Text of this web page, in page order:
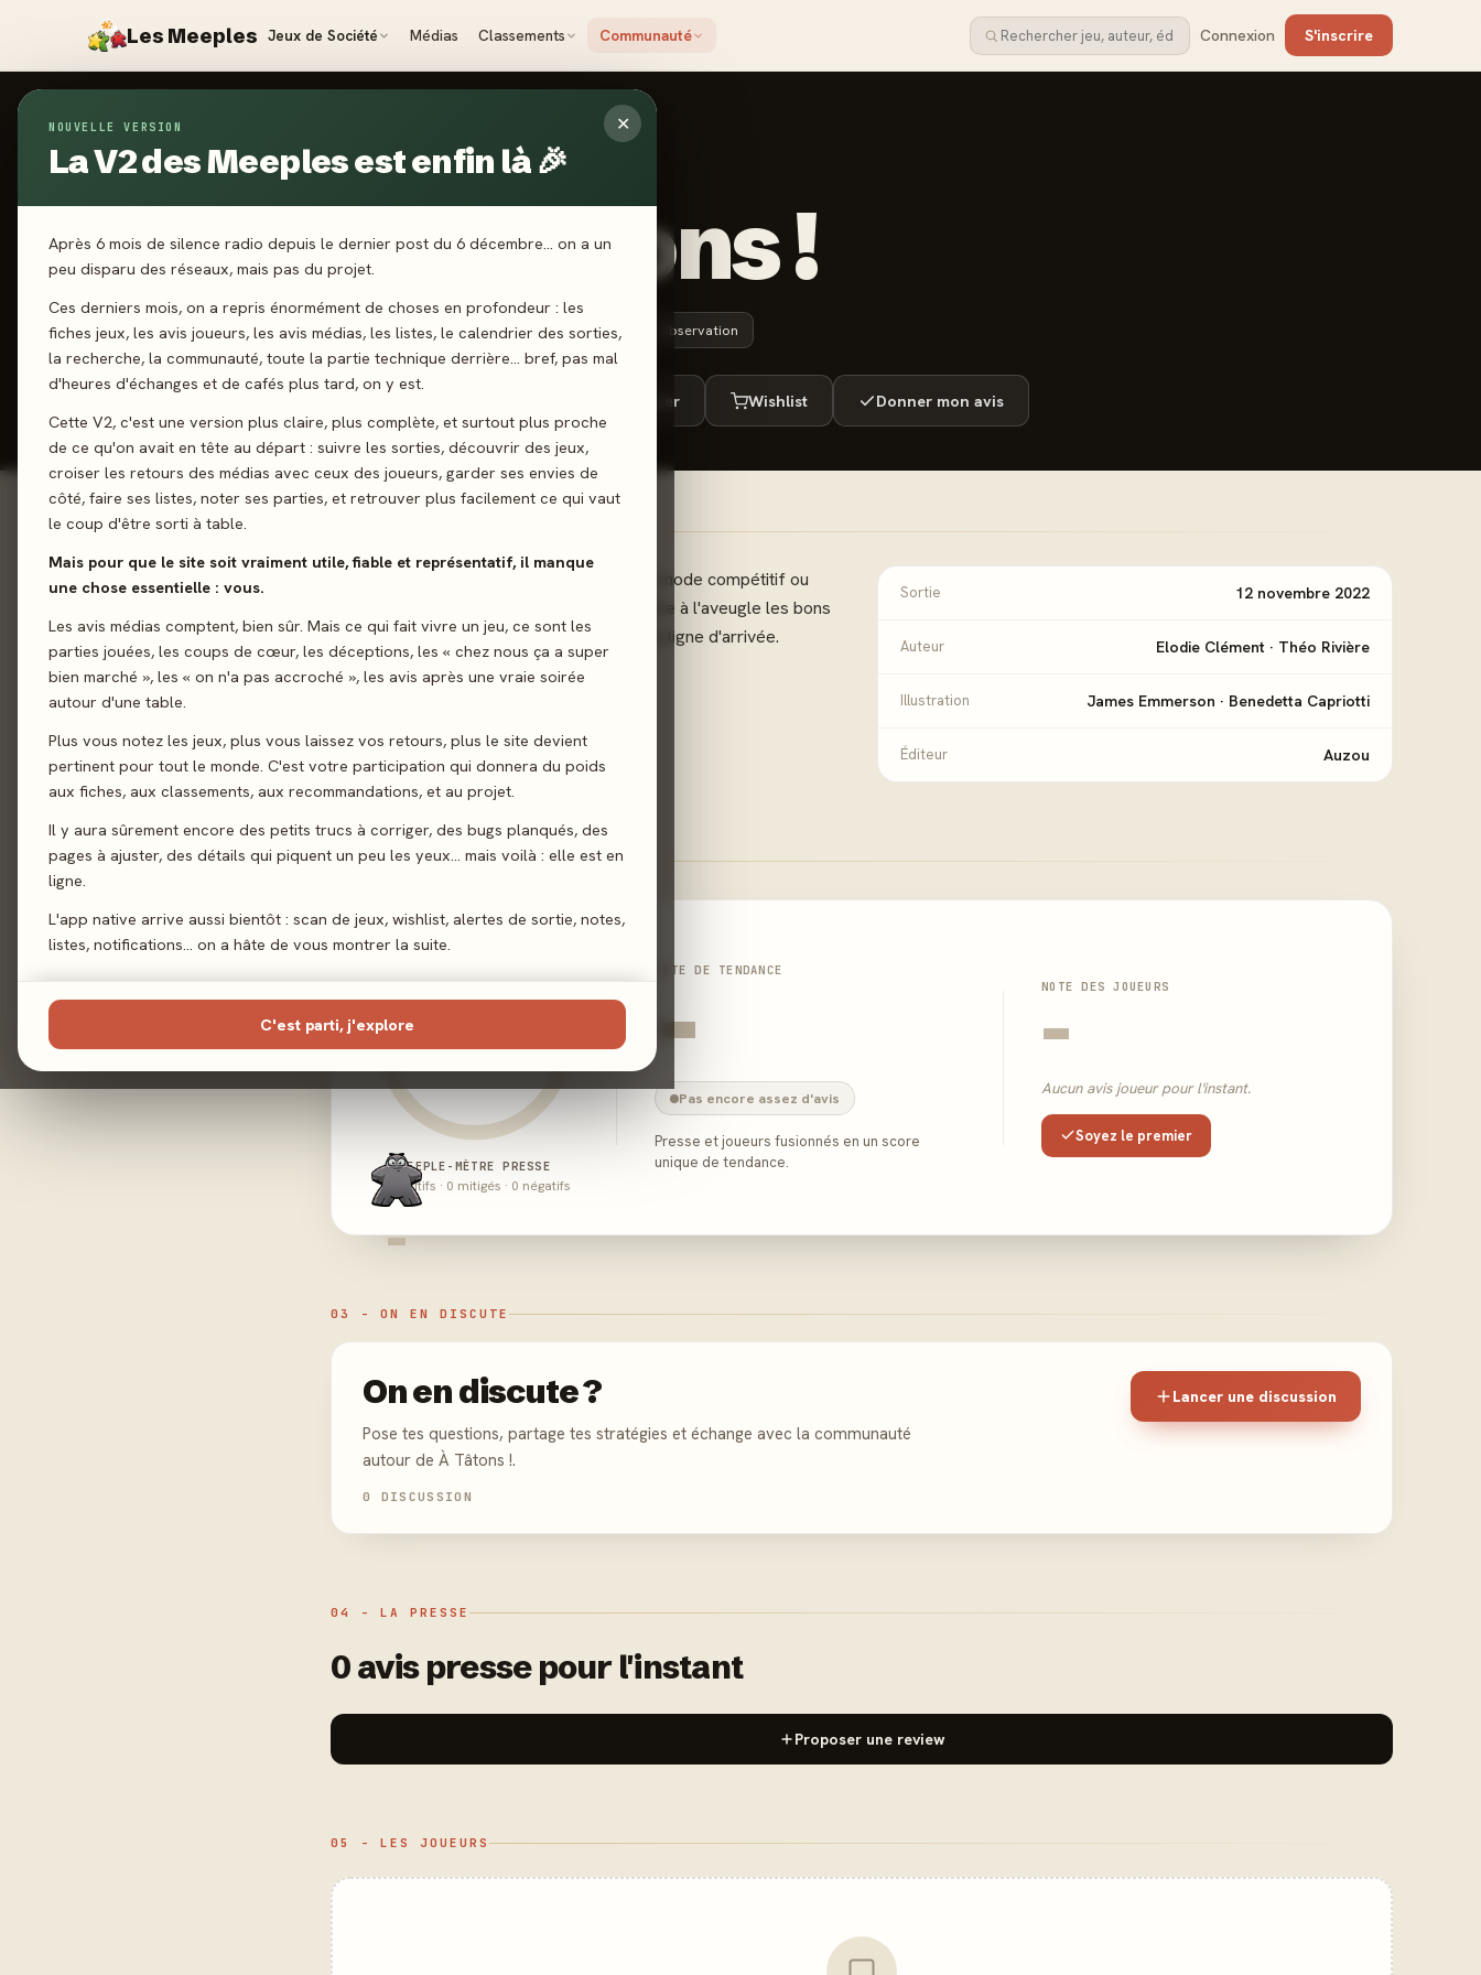
Les Meeples Jeux de Société Médias Classements Communauté Connexion S'inscrire
✕
NOUVELLE VERSION
La V2 des Meeples est enfin là 🎉
Après 6 mois de silence radio depuis le dernier post du 6 décembre… on a un
peu disparu des réseaux, mais pas du projet.
Ces derniers mois, on a repris énormément de choses en profondeur : les
fiches jeux, les avis joueurs, les avis médias, les listes, le calendrier des sorties,
la recherche, la communauté, toute la partie technique derrière… bref, pas mal
d'heures d'échanges et de cafés plus tard, on y est.
Cette V2, c'est une version plus claire, plus complète, et surtout plus proche
de ce qu'on avait en tête au départ : suivre les sorties, découvrir des jeux,
croiser les retours des médias avec ceux des joueurs, garder ses envies de
côté, faire ses listes, noter ses parties, et retrouver plus facilement ce qui vaut
le coup d'être sorti à table.
Mais pour que le site soit vraiment utile, fiable et représentatif, il manque
une chose essentielle : vous.
Les avis médias comptent, bien sûr. Mais ce qui fait vivre un jeu, ce sont les
parties jouées, les coups de cœur, les déceptions, les « chez nous ça a super
bien marché », les « on n'a pas accroché », les avis après une vraie soirée
autour d'une table.
Plus vous notez les jeux, plus vous laissez vos retours, plus le site devient
pertinent pour tout le monde. C'est votre participation qui donnera du poids
aux fiches, aux classements, aux recommandations, et au projet.
Il y aura sûrement encore des petits trucs à corriger, des bugs planqués, des
pages à ajuster, des détails qui piquent un peu les yeux… mais voilà : elle est en
ligne.
L'app native arrive aussi bientôt : scan de jeux, wishlist, alertes de sortie, notes,
listes, notifications… on a hâte de vous montrer la suite.
C'est parti, j'explore
Jeux / À Tâtons !
À Tâtons !
1-4 joueurs 4 ans+ 15 min Observation
Envie de jouer Wishlist Donner mon avis
02Le verdict
03On en discute
04 La presse
05Les joueurs
06Acheter
Similaires
Utilise ton sens du toucher... Que ce soit en mode compétitif ou
coopératif, vous devrez réussir à reconnaitre à l'aveugle les bons
jetons qui vous feront vous approcher de la ligne d'arrivée.
Observation
Sortie 12 novembre 2022
Auteur Elodie Clément · Théo Rivière
Illustration James Emmerson · Benedetta Capriotti
Éditeur Auzou
02 - LE VERDICT
-
MEEPLE-MÈTRE PRESSE
0 positifs · 0 mitigés · 0 négatifs
NOTE DE TENDANCE
-
Pas encore assez d'avis
Presse et joueurs fusionnés en un score
unique de tendance.
NOTE DES JOUEURS
-
Aucun avis joueur pour l'instant.
Soyez le premier
03 - ON EN DISCUTE
On en discute ?
Pose tes questions, partage tes stratégies et échange avec la communauté
autour de À Tâtons !.
0 DISCUSSION
Lancer une discussion
04 - LA PRESSE
0 avis presse pour l'instant
Proposer une review
05 - LES JOUEURS